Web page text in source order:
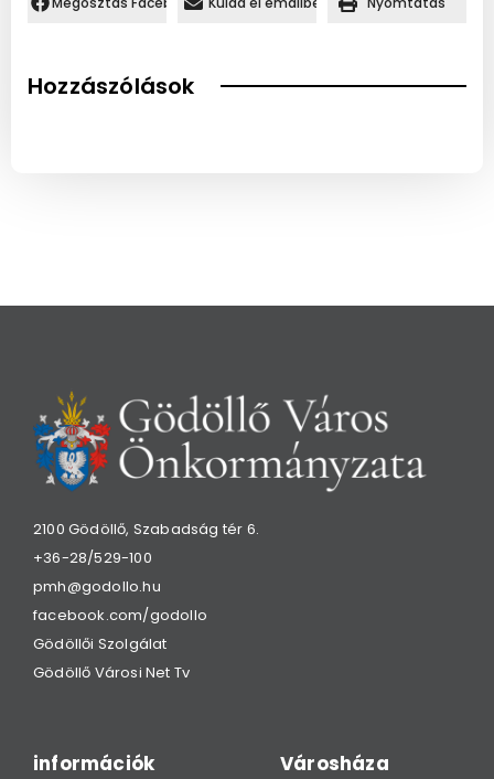
Hozzászólások
2100 Gödöllő, Szabadság tér 6.
+36-28/529-100
pmh@godollo.hu
facebook.com/godollo
Gödöllői Szolgálat
Gödöllő Városi Net Tv
információk Városháza